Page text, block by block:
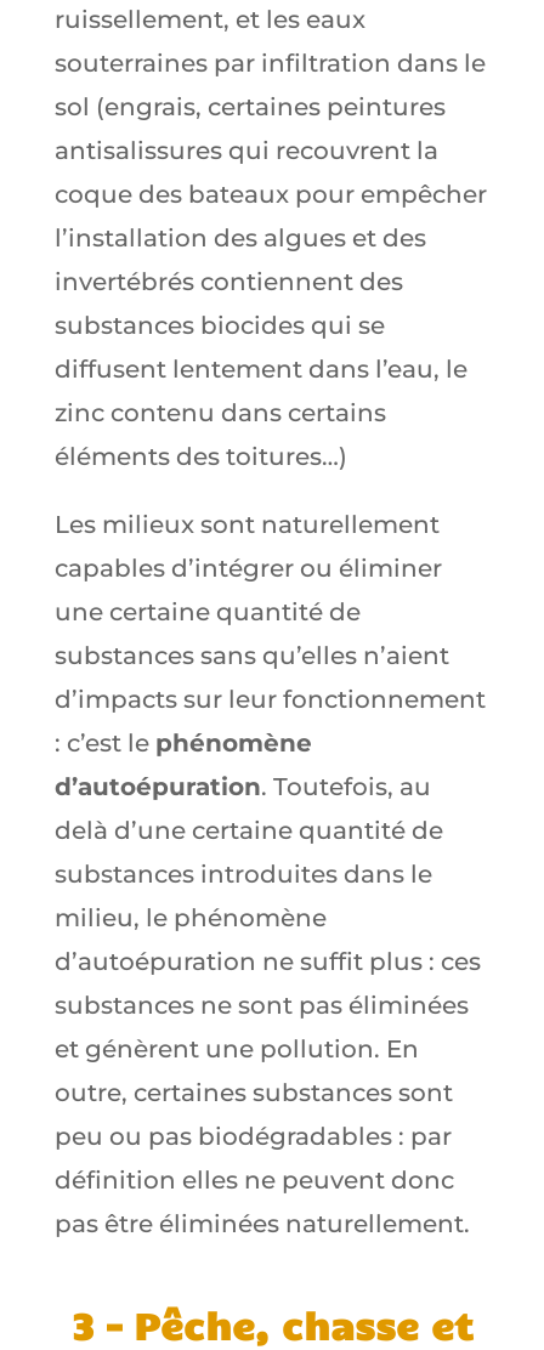
ruissellement, et les eaux
souterraines par infiltration dans le
sol (engrais, certaines peintures
antisalissures qui recouvrent la
coque des bateaux pour empêcher
l’installation des algues et des
invertébrés contiennent des
substances biocides qui se
diffusent lentement dans l’eau, le
zinc contenu dans certains
éléments des toitures…)
Les milieux sont naturellement
capables d’intégrer ou éliminer
une certaine quantité de
substances sans qu’elles n’aient
d’impacts sur leur fonctionnement
: c’est le phénomène
d’autoépuration. Toutefois, au
delà d’une certaine quantité de
substances introduites dans le
milieu, le phénomène
d’autoépuration ne suffit plus : ces
substances ne sont pas éliminées
et génèrent une pollution. En
outre, certaines substances sont
peu ou pas biodégradables : par
définition elles ne peuvent donc
pas être éliminées naturellement.
3 – Pêche, chasse et